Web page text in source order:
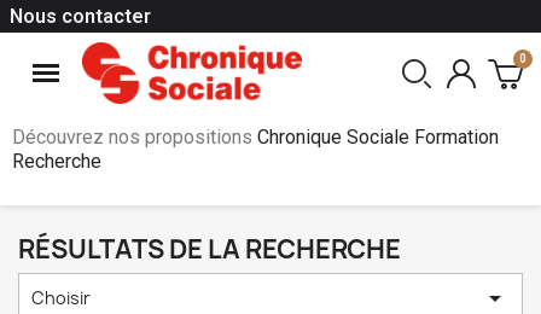
Nous contacter
Découvrez nos propositions Chronique Sociale Formation
Recherche
RÉSULTATS DE LA RECHERCHE
Choisir 